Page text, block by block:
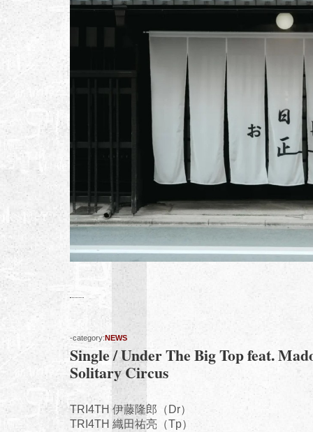
-category:NEWS
Single / Under The Big Top feat.
Solitary Circus
TRI4TH 伊藤隆郎（Dr）
TRI4TH 織田祐亮（Tp）